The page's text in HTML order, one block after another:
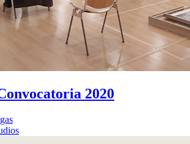
2020